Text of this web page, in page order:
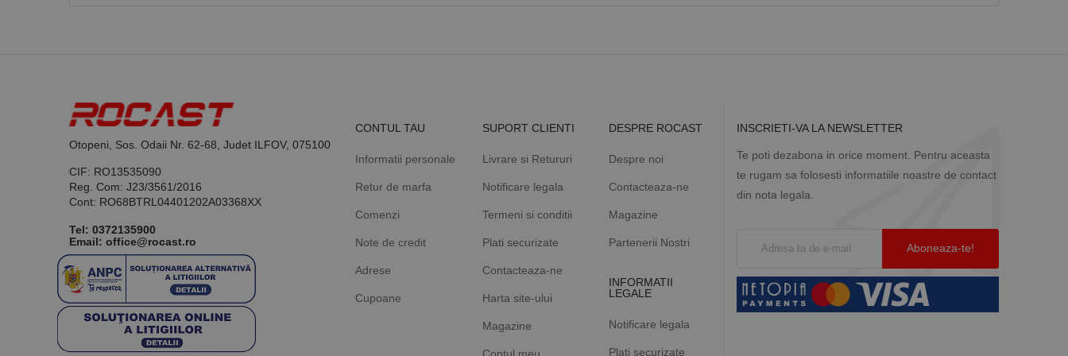
Otopeni, Sos. Odaii Nr. 62-68, Judet ILFOV, 075100
CIF: RO13535090
Reg. Com: J23/3561/2016
Cont: RO68BTRL04401202A03368XX
Tel: 0372135900
Email: office@rocast.ro
CONTUL TAU
Informatii personale
Retur de marfa
Comenzi
Note de credit
Adrese
Cupoane
SUPORT CLIENTI
Livrare si Retururi
Notificare legala
Termeni si conditii
Plati securizate
Contacteaza-ne
Harta site-ului
Magazine
Contul meu
DESPRE ROCAST
Despre noi
Contacteaza-ne
Magazine
Partenerii Nostri
INFORMATII
LEGALE
Notificare legala
Plati securizate
INSCRIETI-VA LA NEWSLETTER
Te poti dezabona in orice moment. Pentru aceasta
te rugam sa folosesti informatiile noastre de contact
din nota legala.